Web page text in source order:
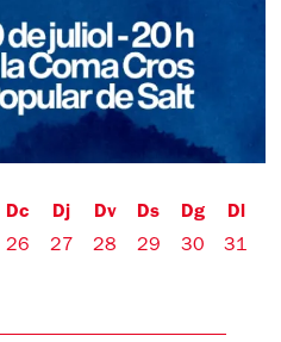
Dc
26
Dj
27
Dv
28
Ds
29
Dg
30
Dl
31